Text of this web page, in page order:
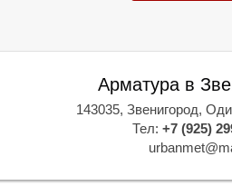
Арматура в
143035, Звенигород,
Тел: +7 (925)